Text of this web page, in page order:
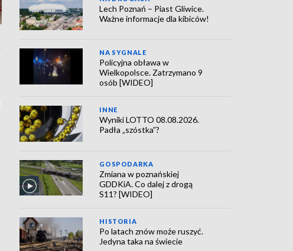
Lech Poznań – Piast Gliwice.
Ważne informacje dla kibiców!
NA SYGNALE
Policyjna obława w
Wielkopolsce. Zatrzymano 9
osób [WIDEO]
INNE
Wyniki LOTTO 08.08.2026.
Padła „szóstka”?
GOSPODARKA
Zmiana w poznańskiej
GDDKiA. Co dalej z drogą
S11? [WIDEO]
HISTORIA
Po latach znów może ruszyć.
Jedyna taka na świecie